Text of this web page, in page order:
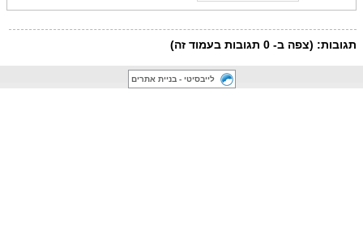
לייבסיטי - בניית אתרים